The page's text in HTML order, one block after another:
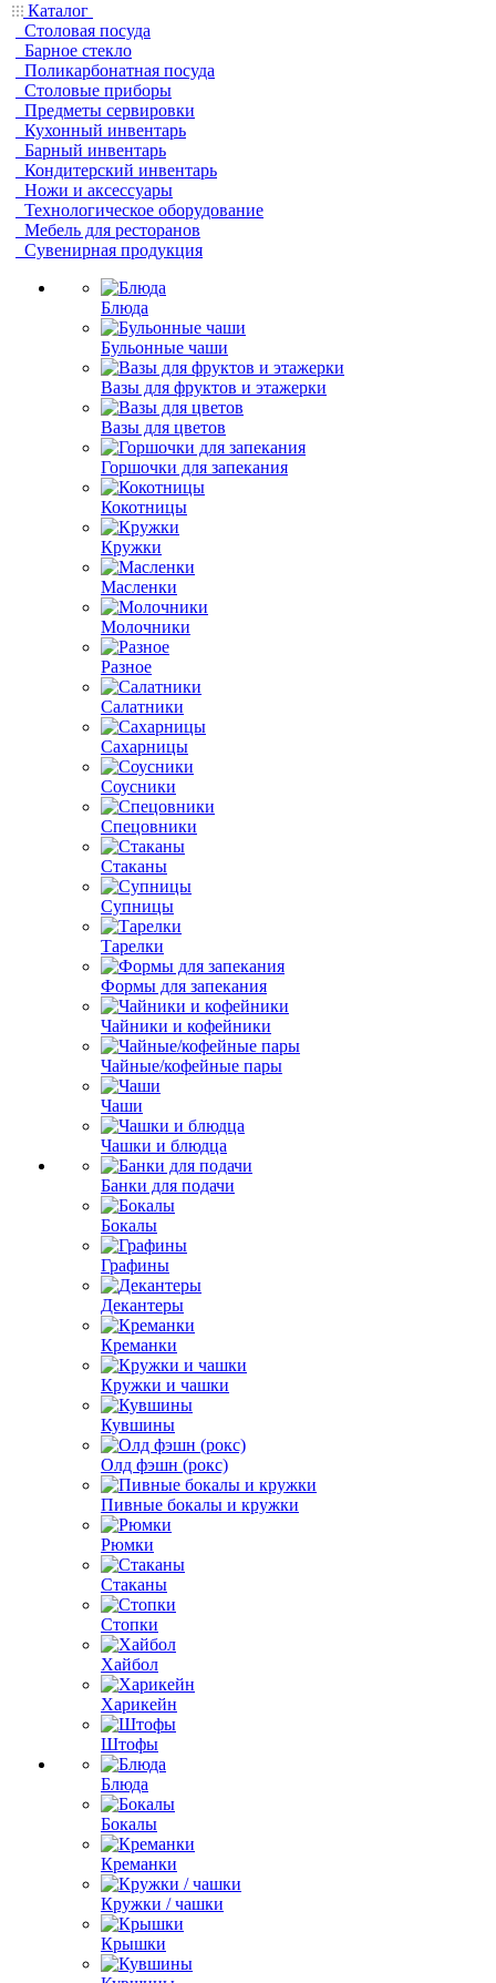
Каталог
Столовая посуда
Барное стекло
Поликарбонатная посуда
Столовые приборы
Предметы сервировки
Кухонный инвентарь
Барный инвентарь
Кондитерский инвентарь
Ножи и аксессуары
Технологическое оборудование
Мебель для ресторанов
Сувенирная продукция
Блюда
Бульонные чаши
Вазы для фруктов и этажерки
Вазы для цветов
Горшочки для запекания
Кокотницы
Кружки
Масленки
Молочники
Разное
Салатники
Сахарницы
Соусники
Спецовники
Стаканы
Супницы
Тарелки
Формы для запекания
Чайники и кофейники
Чайные/кофейные пары
Чаши
Чашки и блюдца
Банки для подачи
Бокалы
Графины
Декантеры
Креманки
Кружки и чашки
Кувшины
Олд фэшн (рокс)
Пивные бокалы и кружки
Рюмки
Стаканы
Стопки
Хайбол
Харикейн
Штофы
Блюда
Бокалы
Креманки
Кружки / чашки
Крышки